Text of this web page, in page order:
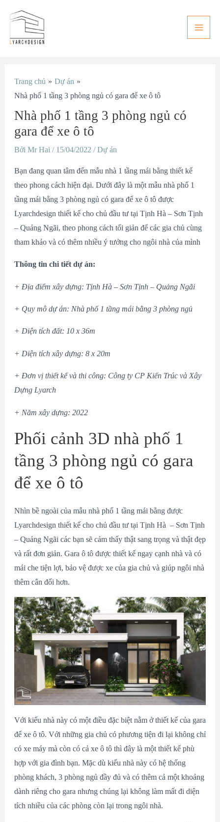
Trang chủ
Dự án
Nhà phố 1 tầng 3 phòng ngủ có gara để xe ô tô
Nhà phố 1 tầng 3 phòng ngủ có
gara để xe ô tô
Bởi Mr Hai / 15/04/2022 /Dự án
Bạn đang quan tâm đến mẫu nhà 1 tầng mái bằng thiết kế
theo phong cách hiện đại. Dưới đây là một mẫu nhà phố 1
tầng mái bằng 3 phòng ngủ có gara để xe ô tô được
Lyarchdesign thiết kế cho chủ đầu tư tại Tịnh Hà – Sơn Tịnh
– Quảng Ngãi, theo phong cách tối giản để các gia chủ cùng
tham khảo và có thêm nhiều ý tưởng cho ngôi nhà của mình
Thông tin chi tiết dự án:
+ Địa điểm xây dựng: Tịnh Hà – Sơn Tịnh – Quảng Ngãi
+ Quy mô dự án: Nhà phố 1 tầng mái bằng 3 phòng ngủ
+ Diện tích đất: 10 x 36m
+ Diện tích xây dựng: 8 x 20m
+ Đơn vị thiết kế và thi công: Công ty CP Kiến Trúc và Xây
Dựng Lyarch
+ Năm xây dựng: 2022
Phối cảnh 3D nhà phố 1
tầng 3 phòng ngủ có gara
để xe ô tô
Nhìn bề ngoài của mẫu nhà phố 1 tầng mái bằng được
Lyarchdesign thiết kế cho chủ đầu tư tại Tịnh Hà – Sơn Tịnh
– Quảng Ngãi các bạn sẽ cảm thấy thật sang trọng và thật đẹp
và rất đơn giản. Gara ô tô được thiết kế ngay cạnh nhà và có
mái che tiện lợi, bảo vệ được xe của gia chủ và giúp ngôi nhà
thêm cân đối hơn.
Với kiểu nhà này có một điều đặc biệt nằm ở thiết kế của gara
để xe ô tô. Với những gia chủ có phương tiện đi lại không chỉ
có xe máy mà còn có cả xe ô tô thì đây là một thiết kế phù
hợp với gia đình bạn. Mặc dù kiểu nhà này có hệ thống
phòng khách, 3 phòng ngủ đầy đủ và có thêm cả một khoảng
dành riêng cho gara nhưng chúng lại không làm mất đi diện
tích nhiều của các phòng còn lại trong ngôi nhà.
hướng
viết